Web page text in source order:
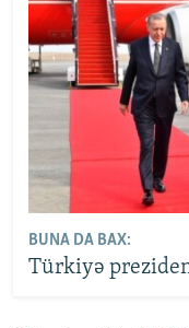
BUNA DA BAX:
Türkiyə